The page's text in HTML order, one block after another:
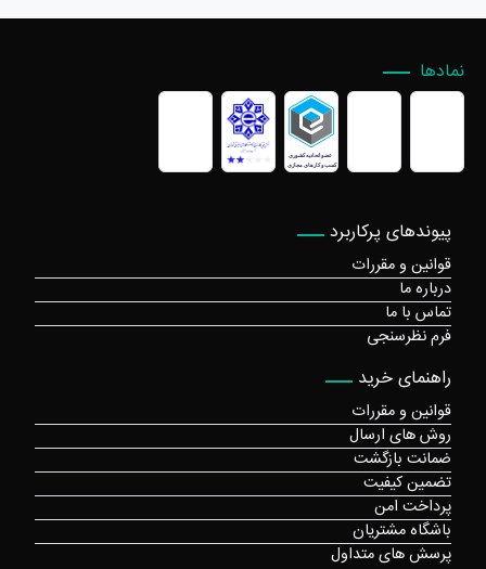
پیوندهای پرکاربرد
قوانین و مقررات
درباره ما
تماس با ما
فرم نظرسنجی
راهنمای خرید
قوانین و مقررات
روش های ارسال
ضمانت بازگشت
تضمین کیفیت
پرداخت امن
باشگاه مشتریان
پرسش های متداول
نمادها